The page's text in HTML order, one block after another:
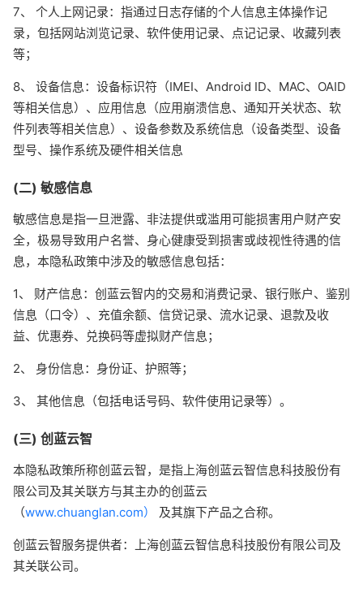
7、 个人上网记录：指通过日志存储的个人信息主体操作记
录，包括网站浏览记录、软件使用记录、点记记录、收藏列表
等；
8、 设备信息：设备标识符（IMEI、Android ID、MAC、OAID
等相关信息）、应用信息（应用崩溃信息、通知开关状态、软
件列表等相关信息）、设备参数及系统信息（设备类型、设备
型号、操作系统及硬件相关信息
(二) 敏感信息
敏感信息是指一旦泄露、非法提供或滥用可能损害用户财产安
全，极易导致用户名誉、身心健康受到损害或歧视性待遇的信
息，本隐私政策中涉及的敏感信息包括：
1、 财产信息：创蓝云智内的交易和消费记录、银行账户、鉴别
信息（口令）、充值余额、信贷记录、流水记录、退款及收
益、优惠券、兑换码等虚拟财产信息；
2、 身份信息：身份证、护照等；
3、 其他信息（包括电话号码、软件使用记录等）。
(三) 创蓝云智
本隐私政策所称创蓝云智，是指上海创蓝云智信息科技股份有
限公司及其关联方与其主办的创蓝云
（www.chuanglan.com） 及其旗下产品之合称。
创蓝云智服务提供者：上海创蓝云智信息科技股份有限公司及
其关联公司。